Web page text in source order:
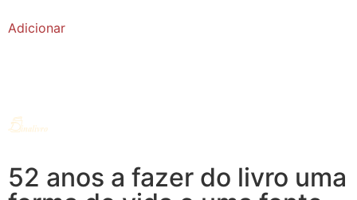
Adicionar
52 anos a fazer do livro uma